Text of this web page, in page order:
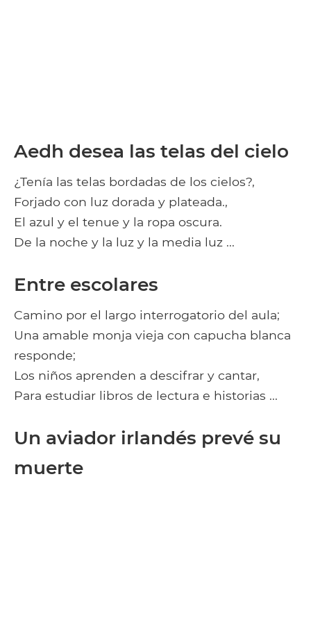
Aedh desea las telas del cielo
¿Tenía las telas bordadas de los cielos?,
Forjado con luz dorada y plateada.,
El azul y el tenue y la ropa oscura.
De la noche y la luz y la media luz ...
Entre escolares
Camino por el largo interrogatorio del aula;
Una amable monja vieja con capucha blanca
responde;
Los niños aprenden a descifrar y cantar,
Para estudiar libros de lectura e historias ...
Un aviador irlandés prevé su
muerte